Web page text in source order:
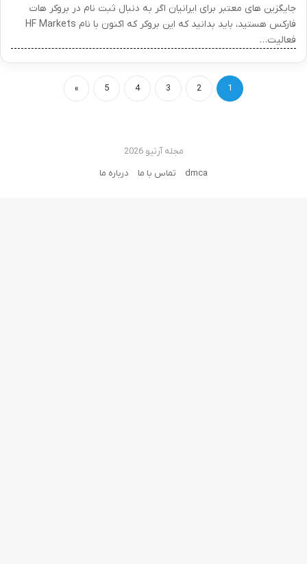
جایگزین های معتبر برای ایرانیان اگر به دنبال ثبت نام در بروکر هات
فارکس هستید، باید بدانید که این بروکر که اکنون با نام HF Markets
فعالیت…
1
2
3
4
5
»
مجله آرتیو 2026
dmca
تماس با ما درباره ما